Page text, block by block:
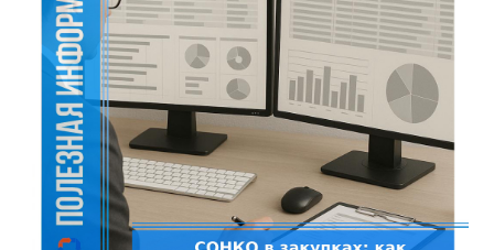
(МСП). Обоснование: В соответствии с частью 5.3
статьи 3 Закона №223-ФЗ, срок оплаты должен
составлять не более 7 рабочих дней с даты приемки
товара (выполненной